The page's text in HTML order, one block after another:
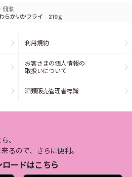
佃煮
らかいかフライ 210ｇ
利用規約
お客さまの個人情報の
取扱いについて
酒類販売管理者標識
、
るので、さらに便利。
ロードはこちら